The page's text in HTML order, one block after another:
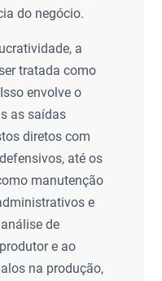
do negócio.
a
tratada como
envolve o
as saídas
diretos com
até os
manutenção
e
de
e ao
na produção,